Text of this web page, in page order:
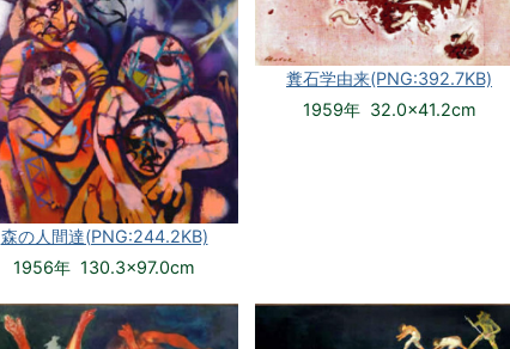
森の人間達(PNG:244.2KB)
1956年 130.3×97.0cm
糞石学由来(PNG:392.7KB)
1959年 32.0×41.2cm